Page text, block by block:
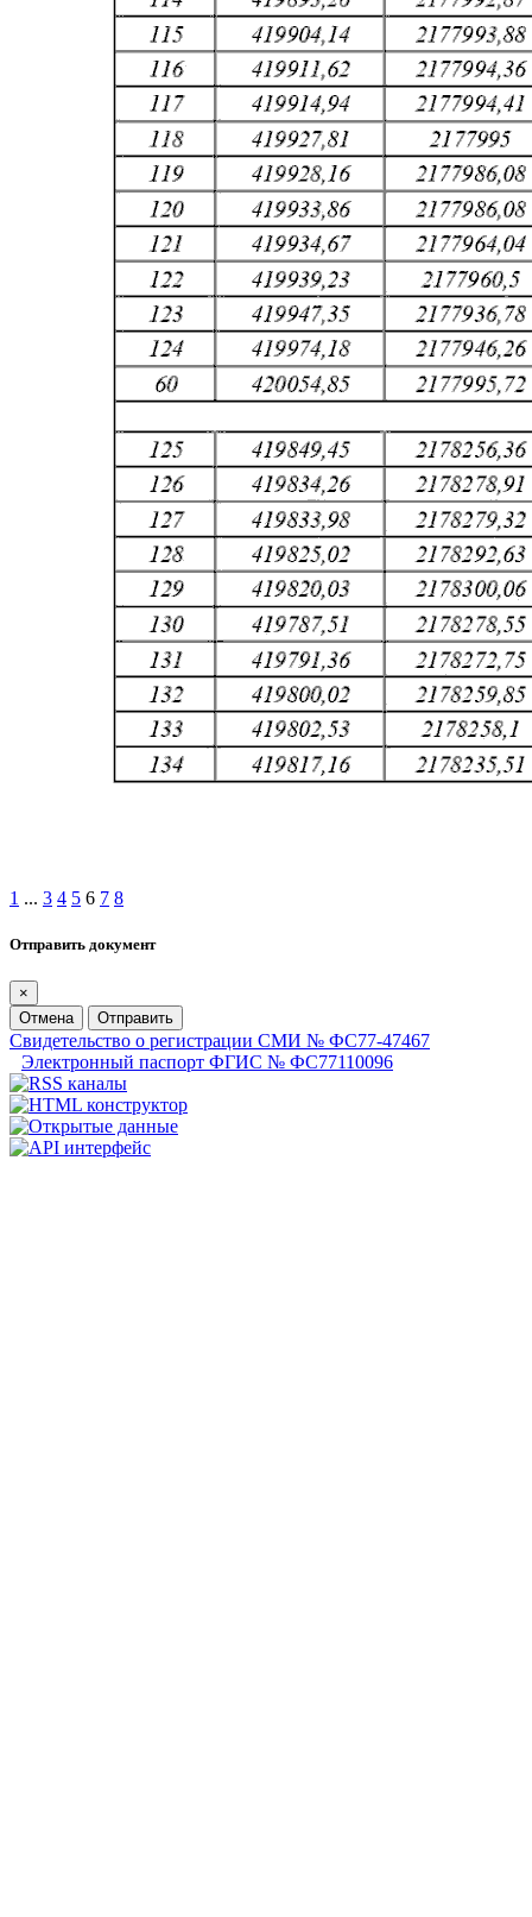
1 ... 3 4 5 6 7 8
Отправить документ
×
Отмена
Отправить
Свидетельство о регистрации СМИ № ФС77-47467
Электронный паспорт ФГИС № ФС77110096